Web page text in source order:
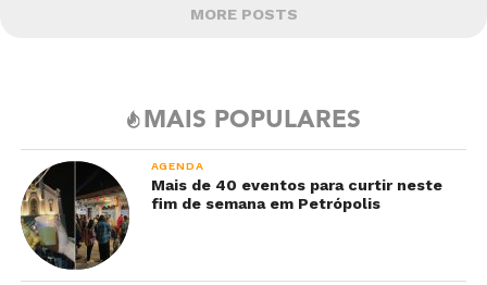
MORE POSTS
MAIS POPULARES
AGENDA
Mais de 40 eventos para curtir neste
fim de semana em Petrópolis